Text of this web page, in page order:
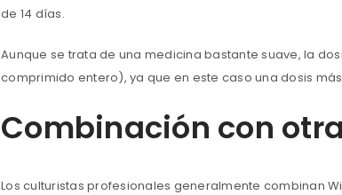
de 14 días.
Aunque se trata de una medicina bastante suave, la
comprimido entero), ya que en este caso una dosis
Combinación con
Los culturistas profesionales generalmente combinan